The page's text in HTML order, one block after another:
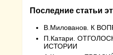
Последние статьи
В.Милованов. К
П.Катари.
ИСТОРИИ